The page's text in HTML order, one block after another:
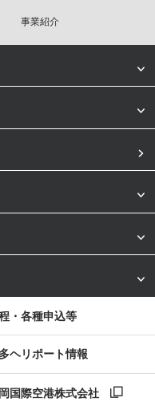
事業紹介
・各種申込等
ヘリポート情報
国際空港株式会社